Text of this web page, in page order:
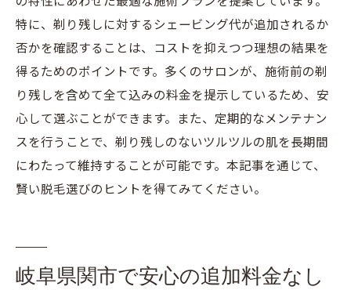
特に、剃り残しに対するシェービング代が追加されるか
否かを確認することは、コストを抑えつつ理想の結果を
得るためのポイントです。多くのサロンが、施術前の剃
り残しを含めて全て込みの料金を提示しているため、安
心して選ぶことができます。また、定期的なメンテナン
スを行うことで、剃り残しのないツルツルの肌を長期間
にわたって維持することが可能です。本記事を通じて、
賢い脱毛選びのヒントを得てみてください。
岐阜県関市で安心の追加料金なし